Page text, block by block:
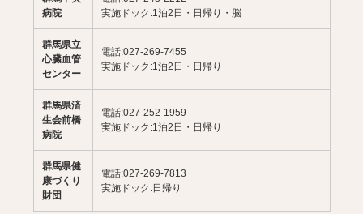
病院
実施ドック:1泊2日・日帰り・脳
群馬県立
心臓血管
センター
電話:027-269-7455
実施ドック:1泊2日・日帰り
群馬県済
生会前橋
病院
電話:027-252-1959
実施ドック:1泊2日・日帰り
群馬県健
康づくり
財団
電話:027-269-7813
実施ドック:日帰り